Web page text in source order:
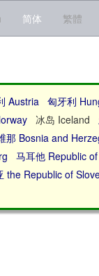
简体 繁體
Austria 匈牙利
冰岛 Iceland
那 Bosnia and
马耳他 Republic
the Republic of